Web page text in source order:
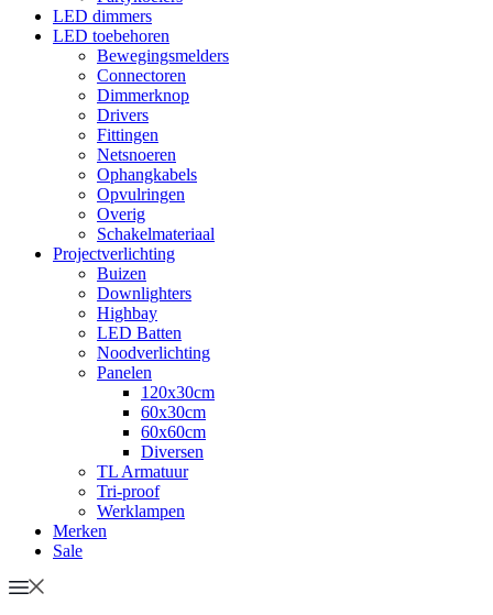
LED dimmers
LED toebehoren
Bewegingsmelders
Connectoren
Dimmerknop
Drivers
Fittingen
Netsnoeren
Ophangkabels
Opvulringen
Overig
Schakelmateriaal
Projectverlichting
Buizen
Downlighters
Highbay
LED Batten
Noodverlichting
Panelen
120x30cm
60x30cm
60x60cm
Diversen
TL Armatuur
Tri-proof
Werklampen
Merken
Sale